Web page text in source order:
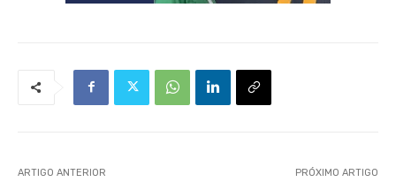
ARTIGO ANTERIOR PRÓXIMO ARTIGO